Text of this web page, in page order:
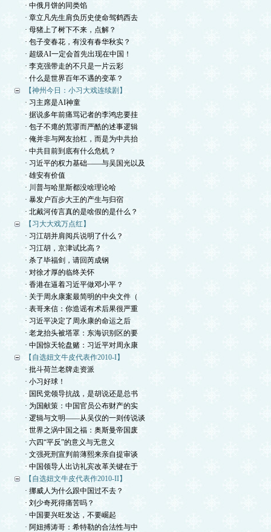
· 中俄月饼的同类馅
· 章立凡先生肩负历史使命驾鹤西去
· 母猪上了树下不来，点解？
· 包子变春花，有没有春华秋实？
· 超级AI一定会首先出现在中国！
· 李克强带走的不只是一片云彩
· 什么是世界百年不遇的变革？
【神州今日：小习大戏连续剧】
· 习主席是AI神童
· 据说多年前痛骂记者的李鸿忠要挂
· 包子不瘪的荒谬而严酷的述事逻辑
· 俺并非与网友抬杠，而是为中共抬
· 中共目前到底有什么危机？
· 习近平的权力基础——与吴国光以及
· 雄安有价值
· 川普与哈里斯都没啥理论哈
· 暴发户百步大王的产生与归宿
· 北戴河传言真的是啥假的是什么？
【习大大戏万点红】
· 习江胡并肩阅兵说明了什么？
· 习江胡，京津试比高？
· 杀了毕福剑，请回芮成钢
· 对徐才厚的临终关怀
· 香港在逼着习近平做邓小平？
· 关于周永康案最简明的中央文件（
· 表哥来信：你造谣有术后果很严重
· 习近平决定了周永康的命运之后
· 老龙抬头被塔罩：东海识别区的要
· 中国惊天轮盘赌：习近平对周永康
【自选妞文牛皮代表作2010-I】
· 批斗荷兰老牌走资派
· 小习好球！
· 国民党领导抗战，是胡说还是总书
· 为国献策：中国官员公布财产的实
· 逻辑与文明——从吴仪的一则传说谈
· 世界之涡中国之福：奥斯曼帝国废
· 六四“平反”的意义与无意义
· 文强死刑宣判前薄熙来亲自提审谈
· 中国领导人出访礼宾改革关键在于
【自选妞文牛皮代表作2010-II】
· 挪威人为什么跟中国过不去？
· 刘少奇死得痛苦吗？
· 中国要兴旺发达，不要崛起
· 阿妞搏涛哥：希特勒的合法性与中